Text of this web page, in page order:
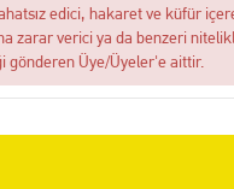
edici, hakaret ve küfür
zarar verici ya da benzeri
gönderen Üye/Üyeler'e aittir.